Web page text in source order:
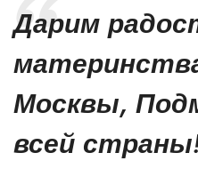
Дарим
Москвы,
всей